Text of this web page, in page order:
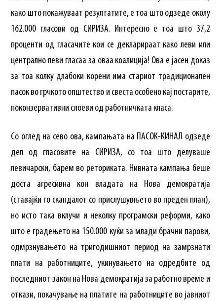
како што покажуваат резултатите, е тоа што одзеде околу
162.000 гласови од СИРИЗА. Интересно е тоа што 37,2
проценти од гласачите кои се декларираат како леви или
централно леви гласаа за оваа коалиција! Ова е јасен доказ
за тоа колку длабоки корени има стариот традиционален
пасок во грчкото општество и свеста особено кај постарите,
поконзервативни слоеви од работничката класа.
Со оглед на сево ова, кампањата на ПАСОК-КИНАЛ одзеде
дел од гласовите на СИРИЗА, со тоа што делуваше
левичарски, барем во реториката. Нивната кампања беше
доста агресивна кон владата на Нова демократија
(ставајќи го скандалот со прислушувњето во преден план),
но исто така вклучи и неколку програмски реформи, како
што е градењето на 150.000 куќи за млади брачни парови,
одмрзнувањето на тригодишниот период на замрзнати
плати на работниците, укинувањето на одредбите од
последниот закон на Нова демократија за работно време и
откази, покачување на платите на работниците во јавниот